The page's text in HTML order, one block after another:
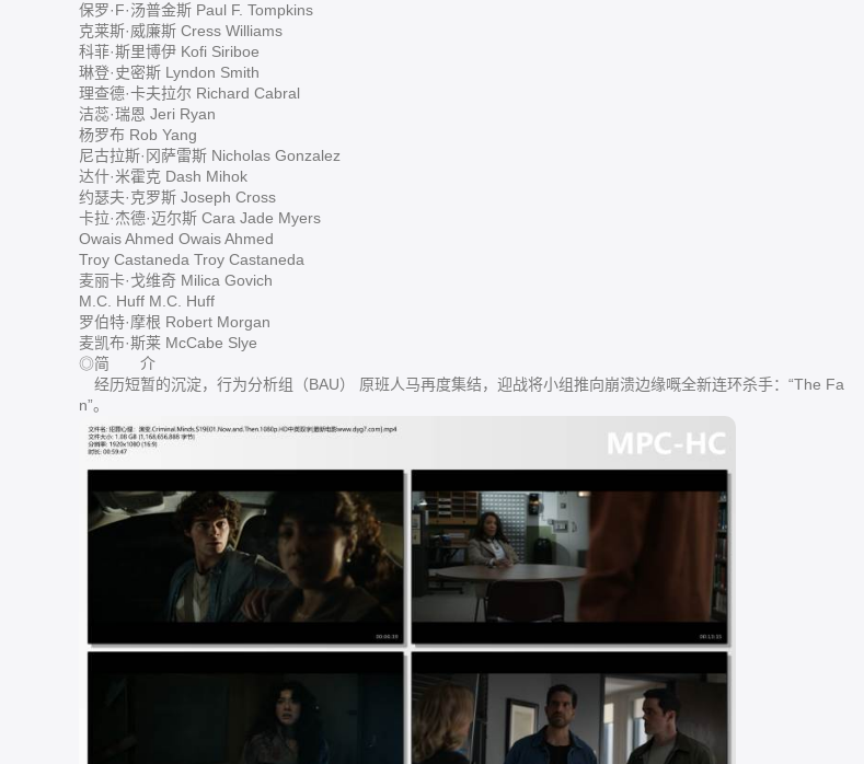
保罗·F·汤普金斯 Paul F. Tompkins
克莱斯·威廉斯 Cress Williams
科菲·斯里博伊 Kofi Siriboe
琳登·史密斯 Lyndon Smith
理查德·卡夫拉尔 Richard Cabral
洁蕊·瑞恩 Jeri Ryan
杨罗布 Rob Yang
尼古拉斯·冈萨雷斯 Nicholas Gonzalez
达什·米霍克 Dash Mihok
约瑟夫·克罗斯 Joseph Cross
卡拉·杰德·迈尔斯 Cara Jade Myers
Owais Ahmed Owais Ahmed
Troy Castaneda Troy Castaneda
麦丽卡·戈维奇 Milica Govich
M.C. Huff M.C. Huff
罗伯特·摩根 Robert Morgan
麦凯布·斯莱 McCabe Slye
◎简 介
经历短暂的沉淀，行为分析组（BAU） 原班人马再度集结，迎战将小组推向崩溃边缘嘅全新连环杀手：“The Fa
n”。